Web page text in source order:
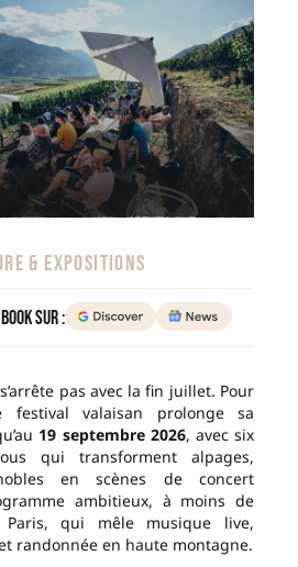
& EXPOSITIONS
sur :
pas avec la fin juillet. Pour
valaisan prolonge sa
19 septembre 2026, avec six
qui transforment alpages,
en scènes de concert
ambitieux, à moins de
qui mêle musique live,
randonnée en haute montagne.